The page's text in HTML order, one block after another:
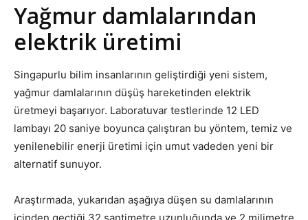
Yağmur damlalarından
elektrik üretimi
Singapurlu bilim insanlarının geliştirdiği yeni sistem,
yağmur damlalarının düşüş hareketinden elektrik
üretmeyi başarıyor. Laboratuvar testlerinde 12 LED
lambayı 20 saniye boyunca çalıştıran bu yöntem, temiz ve
yenilenebilir enerji üretimi için umut vadeden yeni bir
alternatif sunuyor.
Araştırmada, yukarıdan aşağıya düşen su damlalarının